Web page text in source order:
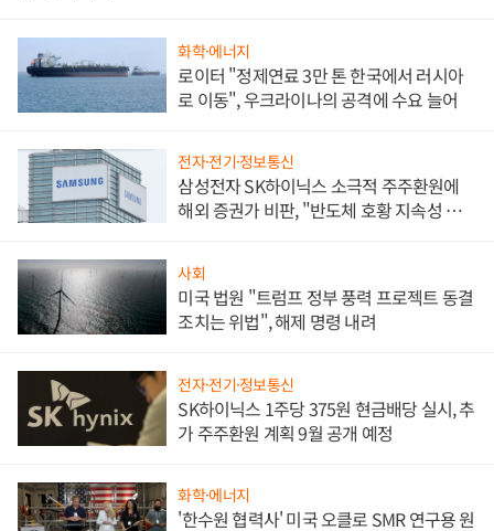
화학·에너지
로이터 "정제연료 3만 톤 한국에서 러시아
로 이동", 우크라이나의 공격에 수요 늘어
전자·전기·정보통신
삼성전자 SK하이닉스 소극적 주주환원에
해외 증권가 비판, "반도체 호황 지속성 의
사회
미국 법원 "트럼프 정부 풍력 프로젝트 동결
조치는 위법", 해제 명령 내려
전자·전기·정보통신
SK하이닉스 1주당 375원 현금배당 실시, 추
가 주주환원 계획 9월 공개 예정
화학·에너지
'한수원 협력사' 미국 오클로 SMR 연구용 원